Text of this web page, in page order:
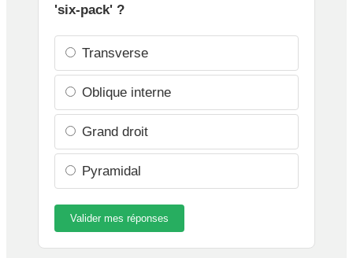
'six-pack' ?
Transverse
Oblique interne
Grand droit
Pyramidal
Valider mes réponses